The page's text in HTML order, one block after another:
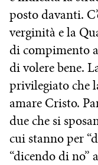
posto davanti.
verginità e la
di compimento
di volere bene.
privilegiato che
amare Cristo.
due che si
cui stanno per
“dicendo di no”